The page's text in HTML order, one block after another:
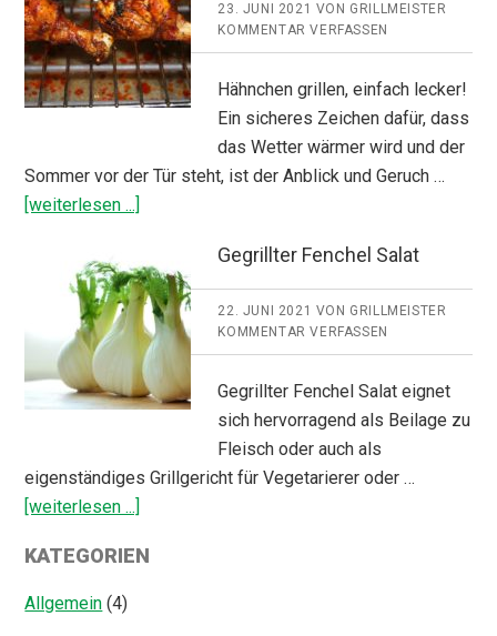
23. JUNI 2021 VON GRILLMEISTER
KOMMENTAR VERFASSEN
Hähnchen grillen, einfach lecker!
Ein sicheres Zeichen dafür, dass
das Wetter wärmer wird und der
Sommer vor der Tür steht, ist der Anblick und Geruch …
[weiterlesen ...]
Gegrillter Fenchel Salat
22. JUNI 2021 VON GRILLMEISTER
KOMMENTAR VERFASSEN
Gegrillter Fenchel Salat eignet
sich hervorragend als Beilage zu
Fleisch oder auch als
eigenständiges Grillgericht für Vegetarierer oder …
[weiterlesen ...]
Salat
KATEGORIEN
Allgemein (4)